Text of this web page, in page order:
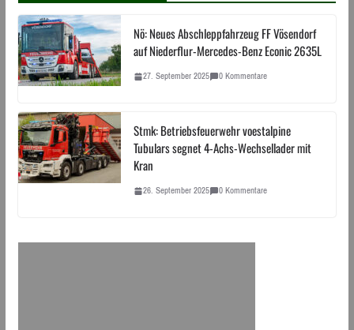
Nö: Neues Abschleppfahrzeug FF Vösendorf
auf Niederflur-Mercedes-Benz Econic 2635L
27. September 2025 0 Kommentare
Stmk: Betriebsfeuerwehr voestalpine
Tubulars segnet 4-Achs-Wechsellader mit
Kran
26. September 2025 0 Kommentare